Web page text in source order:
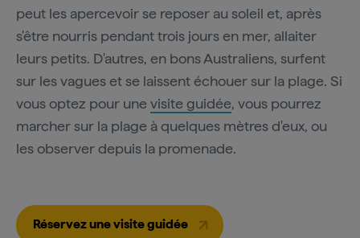
peut les apercevoir se reposer au soleil et, après
s'être nourris pendant trois jours en mer, allaiter
leurs petits. D'autres, en bons Australiens, surfent
sur les vagues et se laissent échouer sur la plage. Si
vous optez pour une visite guidée, vous pourrez
marcher sur la plage à quelques mètres d'eux, ou
les observer depuis la promenade.
Réservez une visite guidée